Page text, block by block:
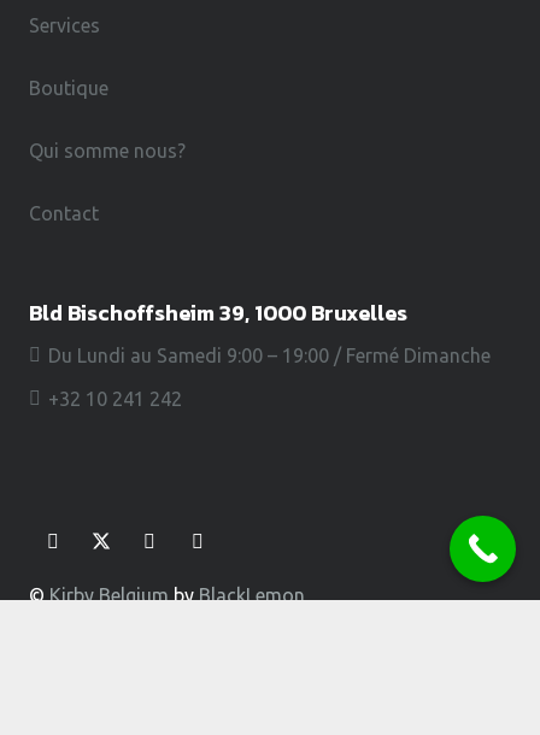
Services
Boutique
Qui somme nous?
Contact
Bld Bischoffsheim 39, 1000 Bruxelles
Du Lundi au Samedi 9:00 – 19:00 / Fermé Dimanche
+32 10 241 242
©Kirby BelgiumbyBlackLemon